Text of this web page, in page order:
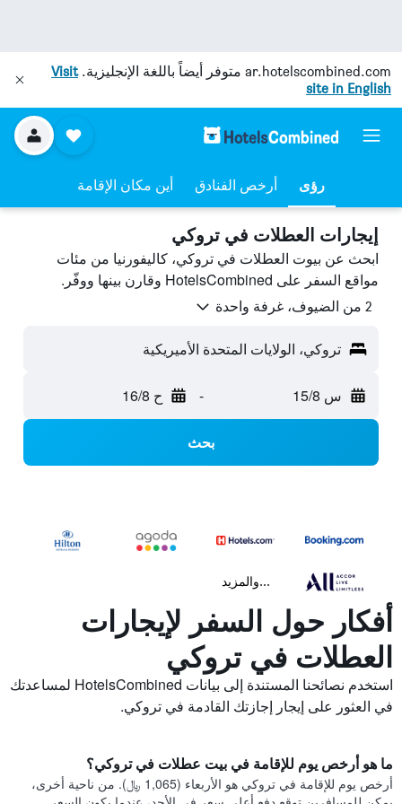
ar.hotelscombined.com متوفر أيضاً باللغة الإنجليزية.Visit
site in English
رؤى أرخص الفنادق أين مكان الإقامة
إيجارات العطلات في تروكي
ابحث عن بيوت العطلات في تروكي، كاليفورنيا من مئات
مواقع السفر على HotelsCombined وقارن بينها ووفّر.
2 من الضيوف، غرفة واحدة
تروكي، الولايات المتحدة الأميريكية
س 15/8 - ح 16/8
بحث
...والمزيد
أفكار حول السفر لإيجارات
العطلات في تروكي
استخدم نصائحنا المستندة إلى بيانات HotelsCombined لمساعدتك
في العثور على إيجار إجازتك القادمة في تروكي.
ما هو أرخص يوم للإقامة في بيت عطلات في تروكي؟
أرخص يوم للإقامة في تروكي هو الأربعاء (1,065 ﷼). من ناحية أخرى،